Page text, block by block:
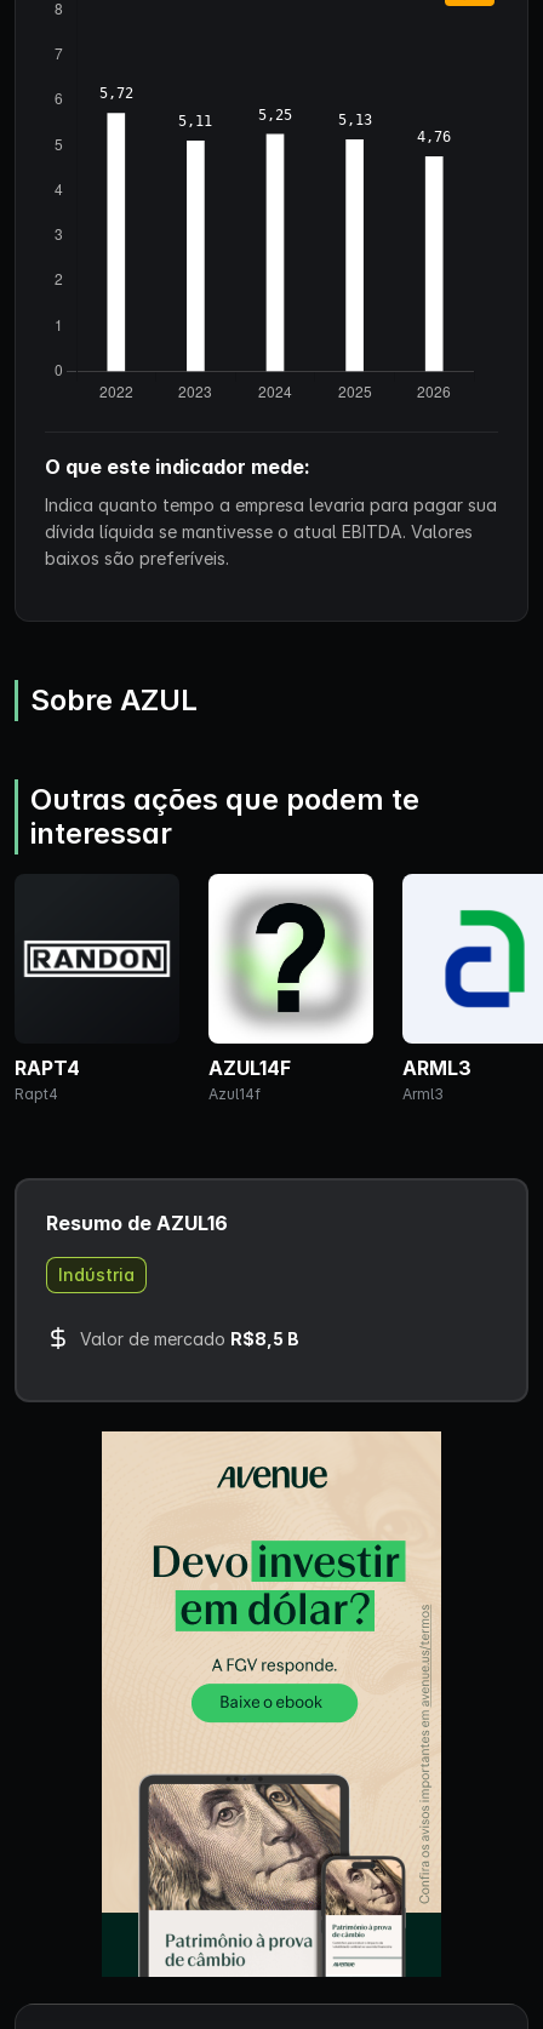
O que este indicador mede:
Indica quanto tempo a empresa levaria para pagar sua
dívida líquida se mantivesse o atual EBITDA. Valores
baixos são preferíveis.
Sobre AZUL
Outras ações que podem te
interessar
RAPT4
Rapt4
AZUL14F
Azul14f
ARML3
Arml3
Resumo de AZUL16
Indústria
Valor de mercado R$8,5 B